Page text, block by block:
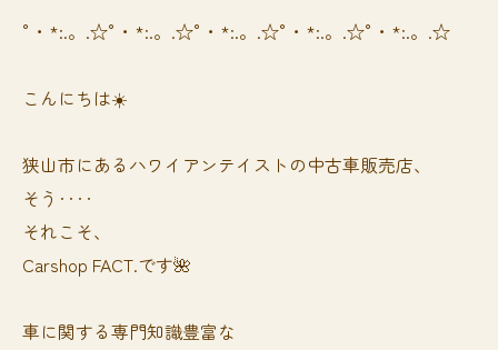
°・*:.。.☆°・*:.。.☆°・*:.。.☆°・*:.。.☆°・*:.。.☆
こんにちは☀️
狭山市にあるハワイアンテイストの中古車販売店、
そう‥‥
それこそ、
Carshop FACT.です🌺
車に関する専門知識豊富な